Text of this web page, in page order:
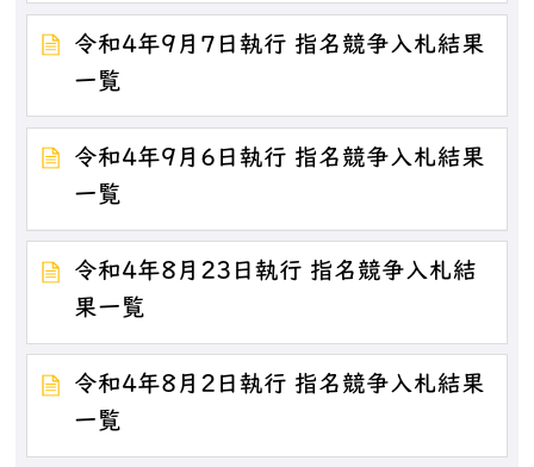
令和4年9月7日執行 指名競争入札結果
一覧
令和4年9月6日執行 指名競争入札結果
一覧
令和4年8月23日執行 指名競争入札結
果一覧
令和4年8月2日執行 指名競争入札結果
一覧